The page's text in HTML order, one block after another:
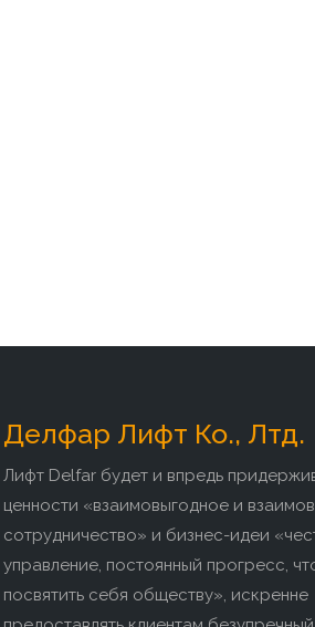
Делфар Лифт Ко., Лтд.
Лифт Delfar будет и впредь
ценности «взаимовыгодное и
сотрудничество» и бизнес-идеи
управление, постоянный прогресс,
посвятить себя обществу», искренне